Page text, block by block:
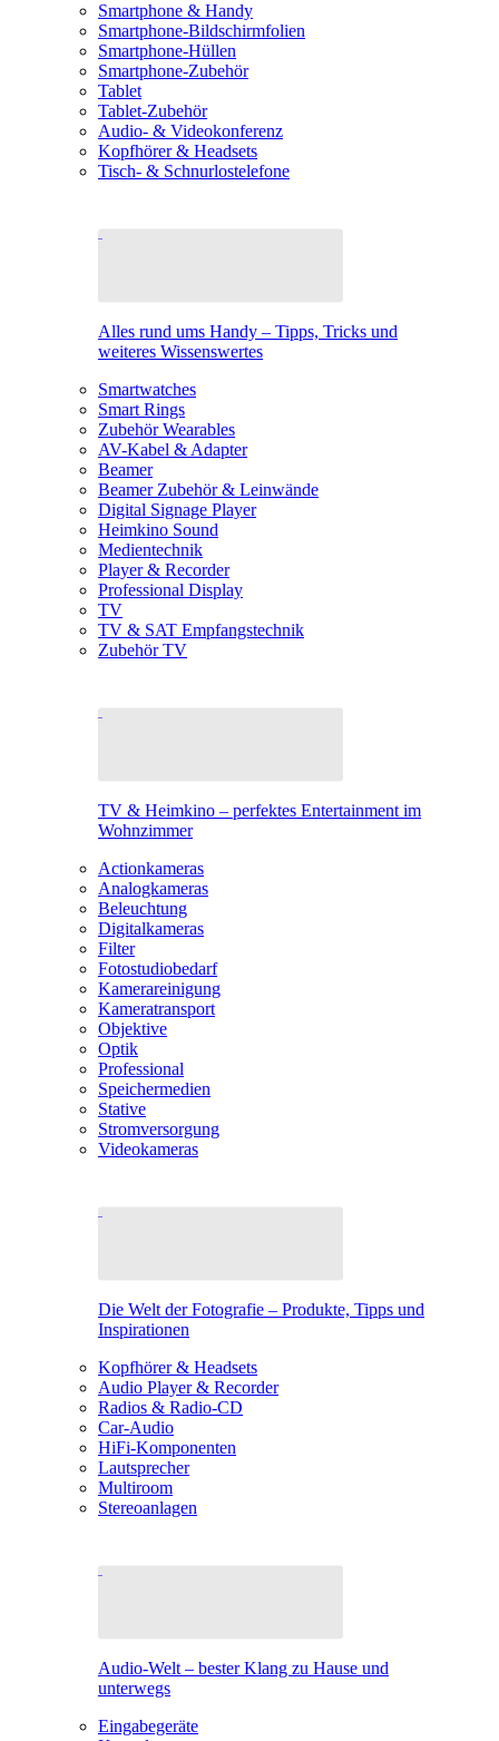
Smartphone & Handy
Smartphone-Bildschirmfolien
Smartphone-Hüllen
Smartphone-Zubehör
Tablet
Tablet-Zubehör
Audio- & Videokonferenz
Kopfhörer & Headsets
Tisch- & Schnurlostelefone
Alles rund ums Handy – Tipps, Tricks und
weiteres Wissenswertes
Smartwatches
Smart Rings
Zubehör Wearables
AV-Kabel & Adapter
Beamer
Beamer Zubehör & Leinwände
Digital Signage Player
Heimkino Sound
Medientechnik
Player & Recorder
Professional Display
TV
TV & SAT Empfangstechnik
Zubehör TV
TV & Heimkino – perfektes Entertainment im
Wohnzimmer
Actionkameras
Analogkameras
Beleuchtung
Digitalkameras
Filter
Fotostudiobedarf
Kamerareinigung
Kameratransport
Objektive
Optik
Professional
Speichermedien
Stative
Stromversorgung
Videokameras
Die Welt der Fotografie – Produkte, Tipps und
Inspirationen
Kopfhörer & Headsets
Audio Player & Recorder
Radios & Radio-CD
Car-Audio
HiFi-Komponenten
Lautsprecher
Multiroom
Stereoanlagen
Audio-Welt – bester Klang zu Hause und
unterwegs
Eingabegeräte